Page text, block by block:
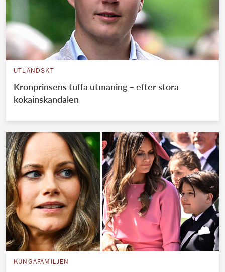
UTLÄNDSKT
Kronprinsens tuffa utmaning – efter stora
kokainskandalen
KUNGAFAMILJEN